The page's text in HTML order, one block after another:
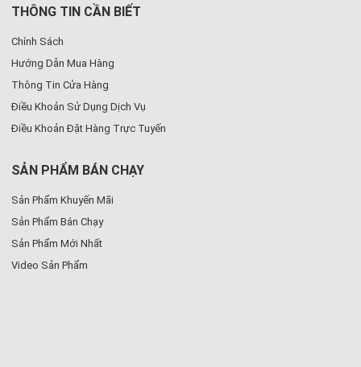
THÔNG TIN CẦN BIẾT
Chính Sách
Hướng Dẫn Mua Hàng
Thông Tin Cửa Hàng
Điều Khoản Sử Dụng Dịch Vụ
Điều Khoản Đặt Hàng Trực Tuyến
SẢN PHẨM BÁN CHẠY
Sản Phẩm Khuyến Mãi
Sản Phẩm Bán Chạy
Sản Phẩm Mới Nhất
Video Sản Phẩm